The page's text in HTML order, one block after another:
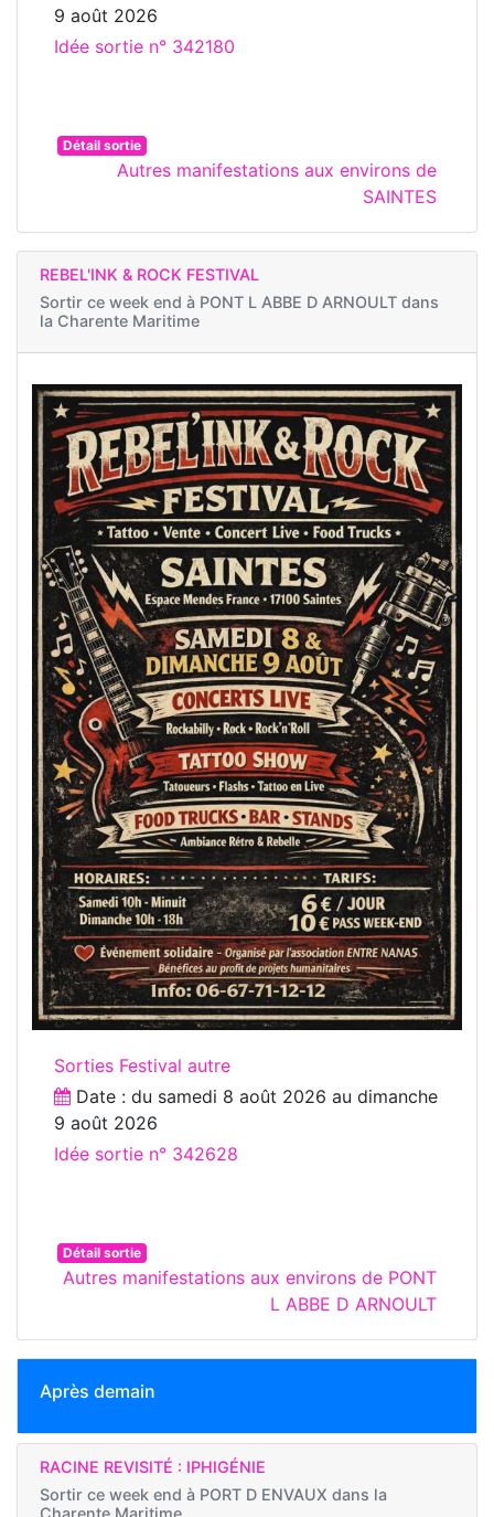
9 août 2026
Idée sortie n° 342180
Détail sortie
Autres manifestations aux environs de
SAINTES
REBEL'INK & ROCK FESTIVAL
Sortir ce week end à PONT L ABBE D ARNOULT dans
la Charente Maritime
Sorties Festival autre
Date : du samedi 8 août 2026 au dimanche
9 août 2026
Idée sortie n° 342628
Détail sortie
Autres manifestations aux environs de PONT
L ABBE D ARNOULT
Après demain
RACINE REVISITÉ : IPHIGÉNIE
Sortir ce week end à PORT D ENVAUX dans la